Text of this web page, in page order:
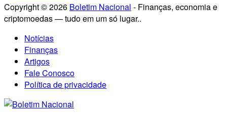
Copyright © 2026 Boletim Nacional - Finanças, economia e
criptomoedas — tudo em um só lugar..
Notícias
Finanças
Artigos
Fale Conosco
Política de privacidade